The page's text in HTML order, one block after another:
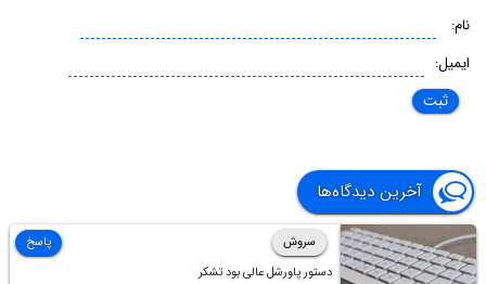
نام:
ایمیل:
آخرین دیدگاه‌ها
سروش
دستور پاورشل عالی بود تشکر
پاسخ